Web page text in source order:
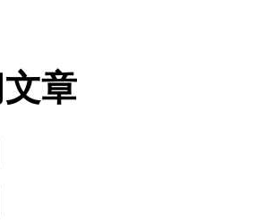
章